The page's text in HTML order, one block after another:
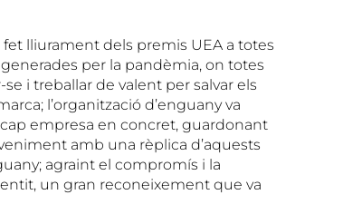
fet lliurament dels premis UEA a totes
per la pandèmia, on totes
i treballar de valent per salvar els
l’organització d’enguany va
empresa en concret, guardonant
amb una rèplica d’aquests
agraint el compromís i la
un gran reconeixement que va